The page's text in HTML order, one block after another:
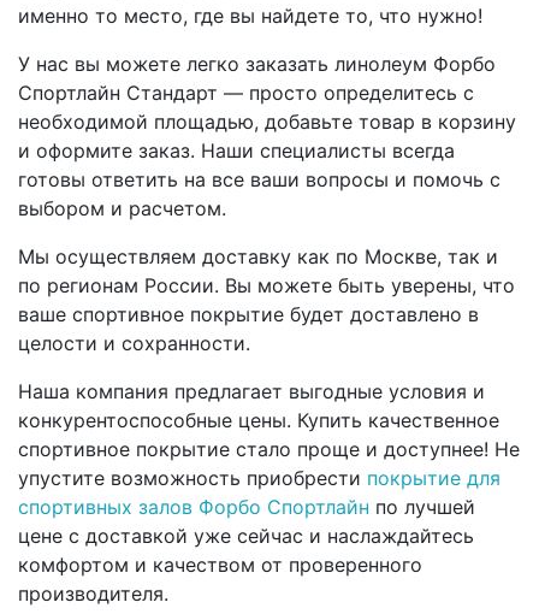
именно то место, где вы найдете то, что нужно!
У нас вы можете легко заказать линолеум Форбо
Спортлайн Стандарт — просто определитесь с
необходимой площадью, добавьте товар в корзину
и оформите заказ. Наши специалисты всегда
готовы ответить на все ваши вопросы и помочь с
выбором и расчетом.
Мы осуществляем доставку как по Москве, так и
по регионам России. Вы можете быть уверены, что
ваше спортивное покрытие будет доставлено в
целости и сохранности.
Наша компания предлагает выгодные условия и
конкурентоспособные цены. Купить качественное
спортивное покрытие стало проще и доступнее! Не
упустите возможность приобрести покрытие для
спортивных залов Форбо Спортлайн по лучшей
цене с доставкой уже сейчас и наслаждайтесь
комфортом и качеством от проверенного
производителя.